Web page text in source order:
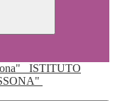
ISTITUTO